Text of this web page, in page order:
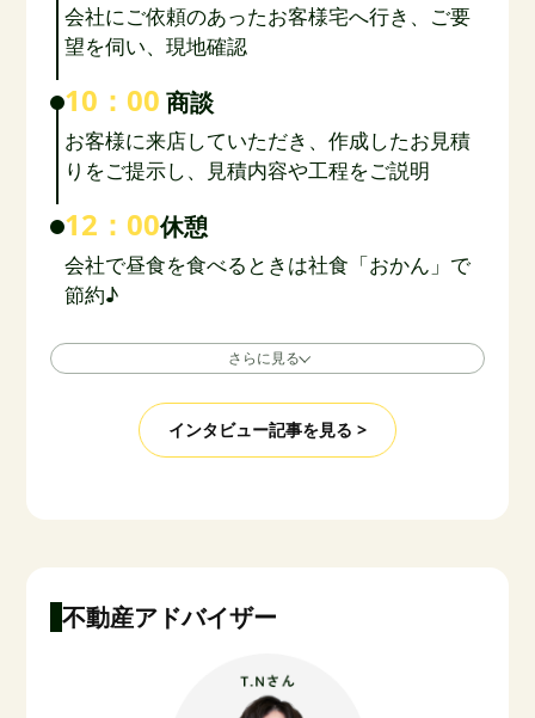
会社にご依頼のあったお客様宅へ行き、ご要
望を伺い、現地確認
10：00 商談
お客様に来店していただき、作成したお見積
りをご提示し、見積内容や工程をご説明
12：00休憩
会社で昼食を食べるときは社食「おかん」で
節約♪
さらに見る
インタビュー記事を見る >
不動産アドバイザー